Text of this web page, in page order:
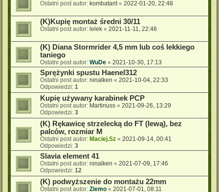
Ostatni post autor: kombatant« 2022-01-20, 22:48
(K)Kupię montaż średni 30/11
Ostatni post autor: lelek « 2021-11-11, 22:46
(K) Diana Stormrider 4,5 mm lub coś lekkiego
taniego
Ostatni post autor: WuDe « 2021-10-30, 17:13
Sprężynki spustu Haenel312
Ostatni post autor: ninalken « 2021-10-04, 22:33
Odpowiedzi: 1
Kupię używany karabinek PCP
Ostatni post autor: Martinuss « 2021-09-26, 13:29
Odpowiedzi: 3
(K) Rękawicę strzelecką do FT (lewą), bez
palców, rozmiar M
Ostatni post autor: Maciej.Sz « 2021-09-14, 00:41
Odpowiedzi: 3
Slavia element 41
Ostatni post autor: ninalken « 2021-07-09, 17:46
Odpowiedzi: 12
(K) podwyższenie do montażu 22mm
Ostatni post autor: Ziemo « 2021-07-01, 08:11